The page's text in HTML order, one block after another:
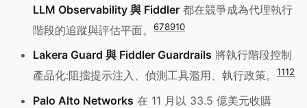
LLM Observability 與 Fiddler 都在競爭成為代理執行
階段的追蹤與評估平面。
678910
Lakera Guard 與 Fiddler Guardrails 將執行階段控制
產品化:阻擋提示注入、偵測工具濫用、執行政策。
1112
Palo Alto Networks 在 11 月以 33.5 億美元收購